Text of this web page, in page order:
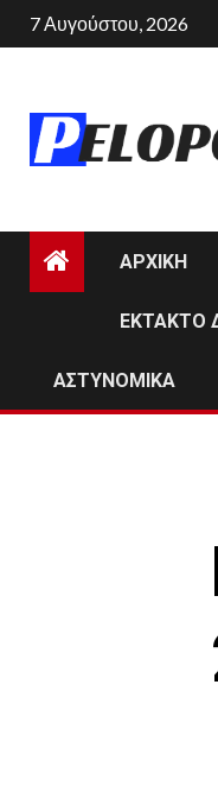
Skip
to
7 Αυγούστου, 2026
ΑΡΧΙΚΗ
ΕΚΤΑΚΤΟ
ΑΣΤΥΝΟΜΙΚΑ